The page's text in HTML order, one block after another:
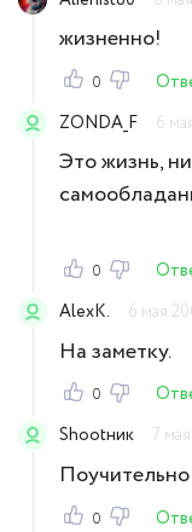
жизненно!
0
ZONDA_F
6
Это жизнь,
0
AlexK.
6 мая
На заметку.
0
Shootник
7
0